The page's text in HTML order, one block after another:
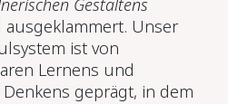
Gestaltens
Unser
ist von
Lernens und
geprägt, in dem